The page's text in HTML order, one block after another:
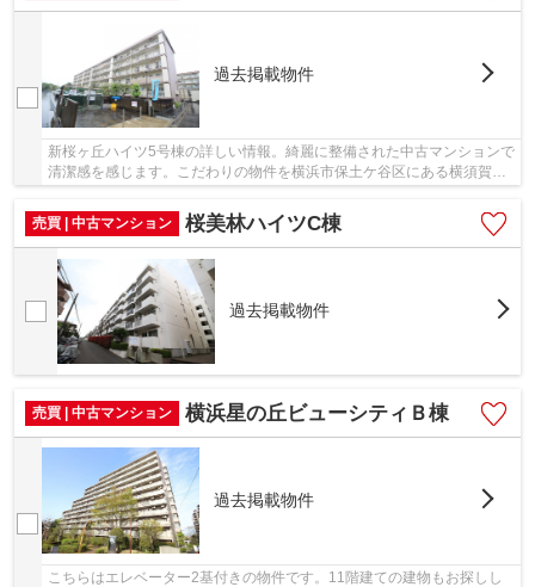
過去掲載物件
新桜ヶ丘ハイツ5号棟の詳しい情報。綺麗に整備された中古マンションで
清潔感を感じます。こだわりの物件を横浜市保土ケ谷区にある横須賀線
売買 | 中古マンション
桜美林ハイツC棟
過去掲載物件
売買 | 中古マンション 横浜星の丘ビューシティＢ棟
過去掲載物件
こちらはエレベーター2基付きの物件です。11階建ての建物もお探しし